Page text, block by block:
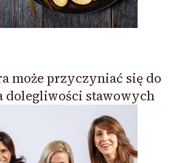
może przyczyniać się do
dolegliwości stawowych